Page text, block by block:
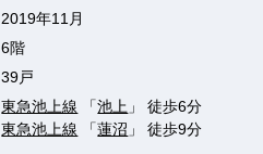
2019年11月
6階
39戸
東急池上線 「池上 」 徒歩6分
東急池上線 「蓮沼 」 徒歩9分